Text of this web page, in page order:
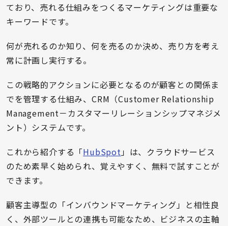
ており、売れる仕組みをつくるマーケティングは重要な
キーワードです。
何が売れるのか知り、何を売るのか決め、売り方を考え
常に計画し実行する。
この戦略的アクションに必要となるのが顧客との関係ま
でを管理する仕組み、CRM（Customer Relationship
Management－カスタマーリレーションシップマネジメ
ント）システムです。
これから紹介する「HubSpot」は、クラウドサービス
のため素早く始められ、覚えやすく、無料で試すことが
できます。
顧客主導型の「インバウンドマーケティング」と相性良
く、外部ツールとの連携も可能なため、ビジネスの主軸